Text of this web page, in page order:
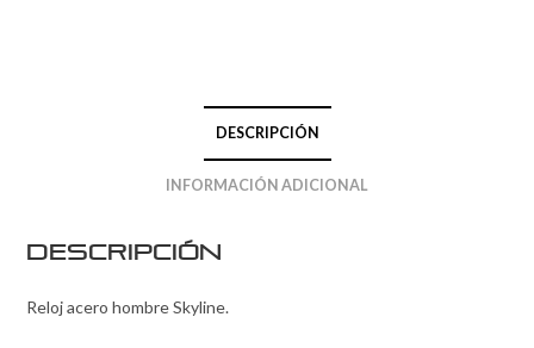
DESCRIPCIÓN
INFORMACIÓN ADICIONAL
Descripción
Reloj acero hombre Skyline.